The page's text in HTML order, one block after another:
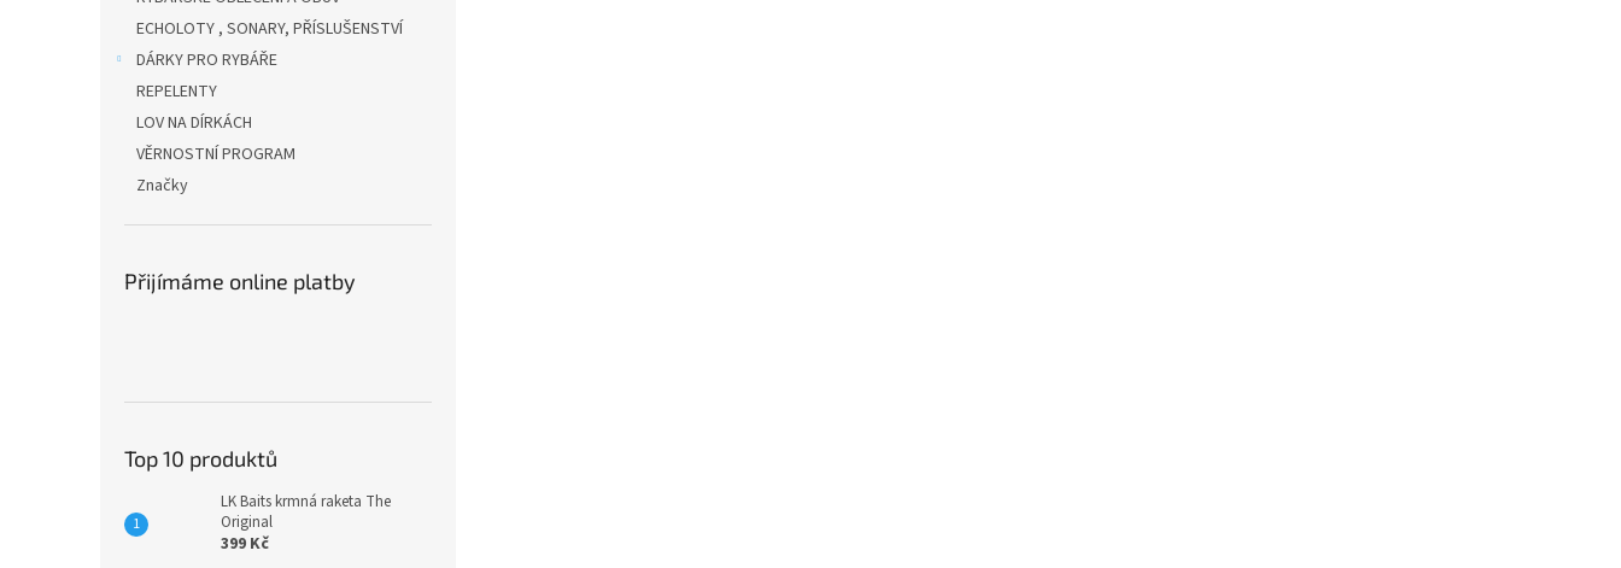
ECHOLOTY , SONARY, PŘÍSLUŠENSTVÍ
DÁRKY PRO RYBÁŘE
REPELENTY
LOV NA DÍRKÁCH
VĚRNOSTNÍ PROGRAM
Značky
Přijímáme online platby
Top 10 produktů
LK Baits krmná raketa The
Original
399 Kč